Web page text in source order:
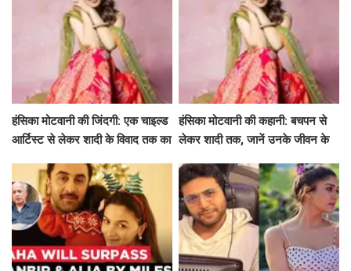
हंसिका मोटवानी की जिंदगी: एक चाइल्ड
आर्टिस्ट से लेकर शादी के विवाद तक का
हंसिका मोटवानी की कहानी: बचपन से
लेकर शादी तक, जानें उनके जीवन के